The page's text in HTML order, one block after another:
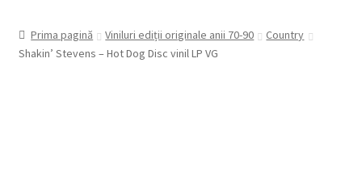
CD-uri originale
Prima pagină Viniluri ediții originale anii 70-90
Country
Shakin’ Stevens – Hot Dog Disc vinil LP VG